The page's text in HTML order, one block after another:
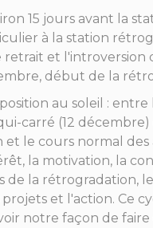
15 jours avant la
à la station
et l'introversion
début de la
au soleil :
carré (12
et le cours normal
la motivation, la
la rétrogradation,
et l'action. Ce
notre façon de